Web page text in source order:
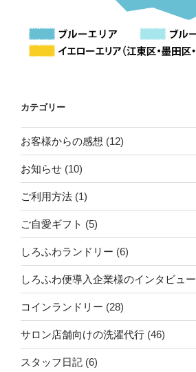
カテゴリー
お客様からの感想 (12)
お知らせ (10)
ご利用方法 (1)
ご自愛ギフト (5)
しろふわランドリー (6)
しろふわ便導入企業様のインタビュー
コインランドリー (28)
サロン店舗向けの洗濯代行 (46)
スタッフ日記 (6)